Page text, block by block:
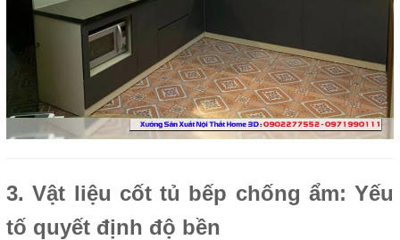
3. Vật liệu cốt tủ bếp chống ẩm: Yếu
tố quyết định độ bền